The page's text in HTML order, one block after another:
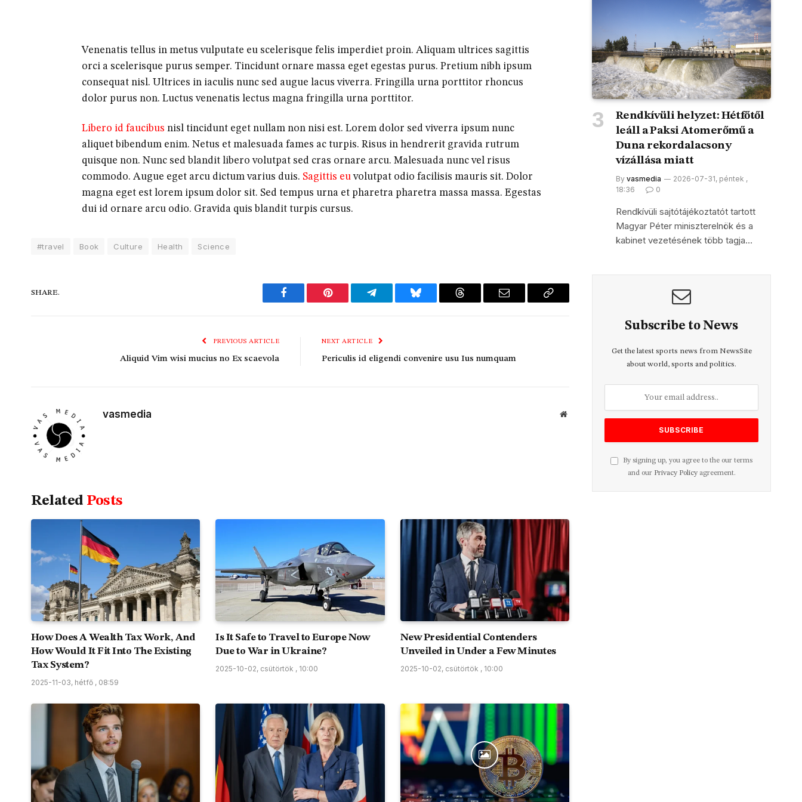
Venenatis tellus in metus vulputate eu scelerisque felis imperdiet proin. Aliquam ultrices sagittis
orci a scelerisque purus semper. Tincidunt ornare massa eget egestas purus. Pretium nibh ipsum
consequat nisl. Ultrices in iaculis nunc sed augue lacus viverra. Fringilla urna porttitor rhoncus
dolor purus non. Luctus venenatis lectus magna fringilla urna porttitor.
Libero id faucibus nisl tincidunt eget nullam non nisi est. Lorem dolor sed viverra ipsum nunc
aliquet bibendum enim. Netus et malesuada fames ac turpis. Risus in hendrerit gravida rutrum
quisque non. Nunc sed blandit libero volutpat sed cras ornare arcu. Malesuada nunc vel risus
commodo. Augue eget arcu dictum varius duis. Sagittis euvolutpat odio facilisis mauris sit. Dolor
magna eget est lorem ipsum dolor sit. Sed tempus urna et pharetra pharetra massa massa. Egestas
dui id ornare arcu odio. Gravida quis blandit turpis cursus.
#travel Book Culture Health Science
SHARE.
Facebook Pinterest Telegram Bluesky Threads Email
Copy
PREVIOUS ARTICLE
Aliquid Vim wisi mucius no Ex scaevola
NEXT ARTICLE
Periculis id eligendi convenire usu Ius numquam
vasmedia Website
Related Posts
How Does A Wealth Tax Work, And
How Would It Fit Into The Existing
Tax System?
2025-11-03, hétfő , 08:59
Is It Safe to Travel to Europe Now
Due to War in Ukraine?
2025-10-02, csütörtök , 10:00
New Presidential Contenders
Unveiled in Under a Few Minutes
2025-10-02, csütörtök , 10:00
Rendkívüli helyzet: Hétfőtől
leáll a Paksi Atomerőmű a
Duna rekordalacsony
vízállása miatt
By vasmedia
2026-07-31, péntek ,
18:36
0
Rendkívüli sajtótájékoztatót tartott
Magyar Péter miniszterelnök és a
kabinet vezetésének több tagja…
Subscribe to News
Get the latest sports news from NewsSite
about world, sports and politics.
By signing up, you agree to the our terms
and our Privacy Policyagreement.